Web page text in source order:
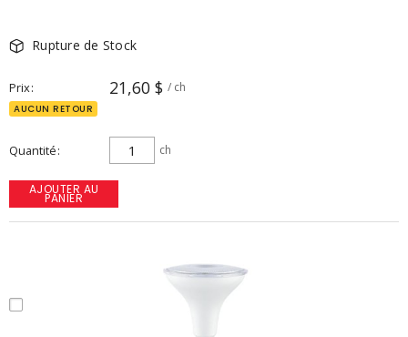
Rupture de Stock
Prix 21,60 $ / ch
AUCUN RETOUR
Quantité ch
AJOUTER AU
PANIER